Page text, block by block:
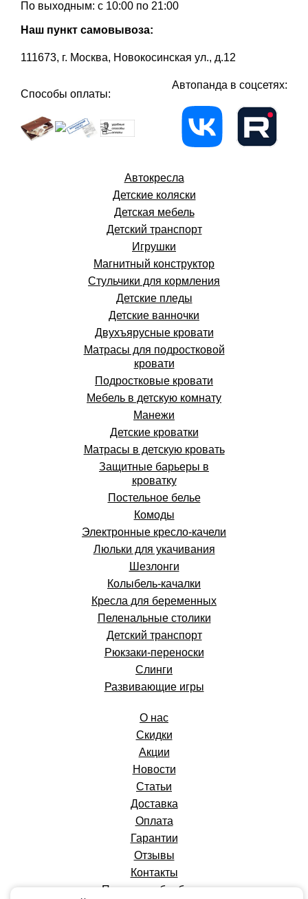
По выходным: с 10:00 по 21:00
Наш пункт самовывоза:
111673, г. Москва, Новокосинская ул., д.12
Способы оплаты:
Автопанда в соцсетях:
Автокресла
Детские коляски
Детская мебель
Детский транспорт
Игрушки
Магнитный конструктор
Стульчики для кормления
Детские пледы
Детские ванночки
Двухъярусные кровати
Матрасы для подростковой
кровати
Подростковые кровати
Мебель в детскую комнату
Манежи
Детские кроватки
Матрасы в детскую кровать
Защитные барьеры в
кроватку
Постельное белье
Комоды
Электронные кресло-качели
Люльки для укачивания
Шезлонги
Колыбель-качалки
Кресла для беременных
Пеленальные столики
Детский транспорт
Рюкзаки-переноски
Слинги
Развивающие игры
О нас
Скидки
Акции
Новости
Статьи
Доставка
Оплата
Гарантии
Отзывы
Контакты
Политика обработки